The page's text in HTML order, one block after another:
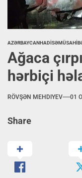
AZƏRBAYCANHADİSƏ
Ağaca
RÖVŞƏN MEHDIYEV 01
Share